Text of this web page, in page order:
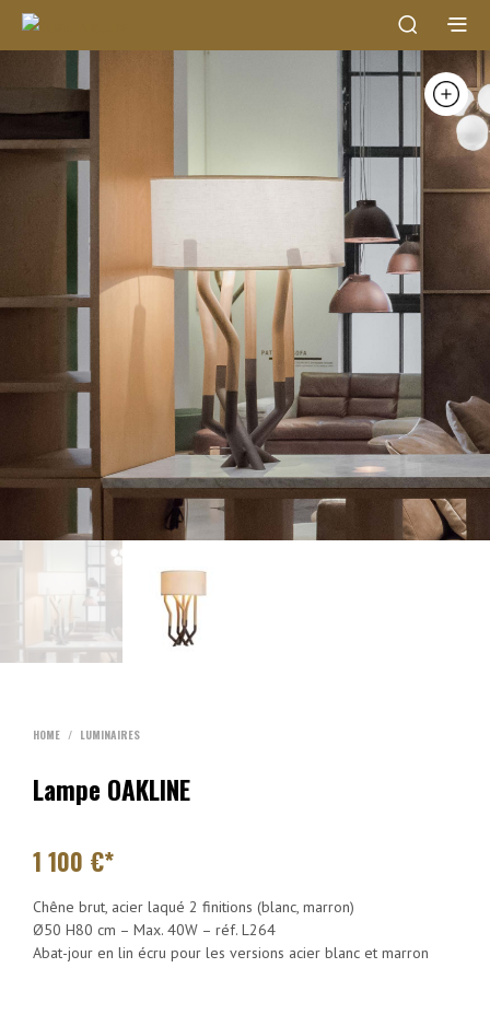
HOME / LUMINAIRES
Lampe OAKLINE
1 100 €*
Chêne brut, acier laqué 2 finitions (blanc, marron)
Ø50 H80 cm – Max. 40W – réf. L264
Abat-jour en lin écru pour les versions acier blanc et marron